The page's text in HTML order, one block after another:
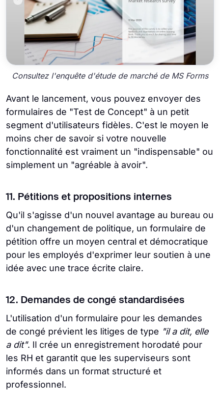
Consultez l'enquête d'étude de marché de MS Forms
Avant le lancement, vous pouvez envoyer des
formulaires de "Test de Concept" à un petit
segment d'utilisateurs fidèles. C'est le moyen le
moins cher de savoir si votre nouvelle
fonctionnalité est vraiment un "indispensable" ou
simplement un "agréable à avoir".
11. Pétitions et propositions internes
Qu'il s'agisse d'un nouvel avantage au bureau ou
d'un changement de politique, un formulaire de
pétition offre un moyen central et démocratique
pour les employés d'exprimer leur soutien à une
idée avec une trace écrite claire.
12. Demandes de congé standardisées
L'utilisation d'un formulaire pour les demandes
de congé prévient les litiges de type "il a dit, elle
a dit". Il crée un enregistrement horodaté pour
les RH et garantit que les superviseurs sont
informés dans un format structuré et
professionnel.